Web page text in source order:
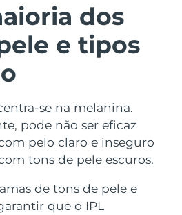
dos
e tipos
se na melanina.
pode não ser eficaz
pelo claro e inseguro
tons de pele escuros.
de tons de pele e
que o IPL